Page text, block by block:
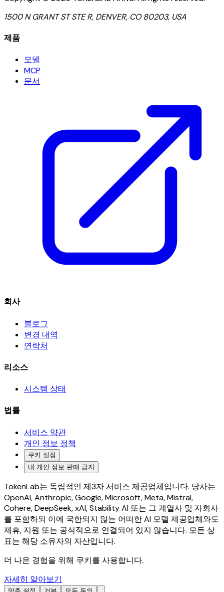
1500 N GRANT ST STE R, DENVER, CO 80203, USA
제품
모델
MCP
문서
회사
블로그
변경 내역
연락처
리소스
시스템 상태
법률
서비스 약관
개인 정보 정책
쿠키 설정
내 개인 정보 판매 금지
TokenLab는 독립적인 제3자 서비스 제공업체입니다. 당사는
OpenAI, Anthropic, Google, Microsoft, Meta, Mistral,
Cohere, DeepSeek, xAI, Stability AI 또는 그 계열사 및 자회사
를 포함하되 이에 국한되지 않는 어떠한 AI 모델 제공업체와도
제휴, 지원 또는 공식적으로 연결되어 있지 않습니다. 모든 상
표는 해당 소유자의 자산입니다.
더 나은 경험을 위해 쿠키를 사용합니다.
자세히 알아보기